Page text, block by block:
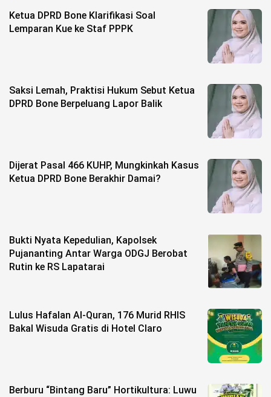
Opini
More
©
All
Right
Ketua DPRD Bone Klarifikasi Soal
Lemparan Kue ke Staf PPPK
Saksi Lemah, Praktisi Hukum Sebut Ketua
DPRD Bone Berpeluang Lapor Balik
Dijerat Pasal 466 KUHP, Mungkinkah Kasus
Ketua DPRD Bone Berakhir Damai?
Bukti Nyata Kepedulian, Kapolsek
Pujananting Antar Warga ODGJ Berobat
Rutin ke RS Lapatarai
Lulus Hafalan Al-Quran, 176 Murid RHIS
Bakal Wisuda Gratis di Hotel Claro
Berburu “Bintang Baru” Hortikultura: Luwu